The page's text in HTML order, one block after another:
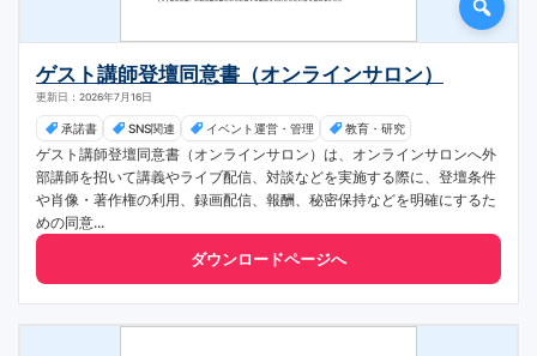
ゲスト講師登壇同意書（オンラインサロン）
更新日：2026年7月16日
承諾書 SNS関連 イベント運営・管理 教育・研究
ゲスト講師登壇同意書（オンラインサロン）は、オンラインサロンへ外
部講師を招いて講義やライブ配信、対談などを実施する際に、登壇条件
や肖像・著作権の利用、録画配信、報酬、秘密保持などを明確にするた
めの同意...
ダウンロードページへ